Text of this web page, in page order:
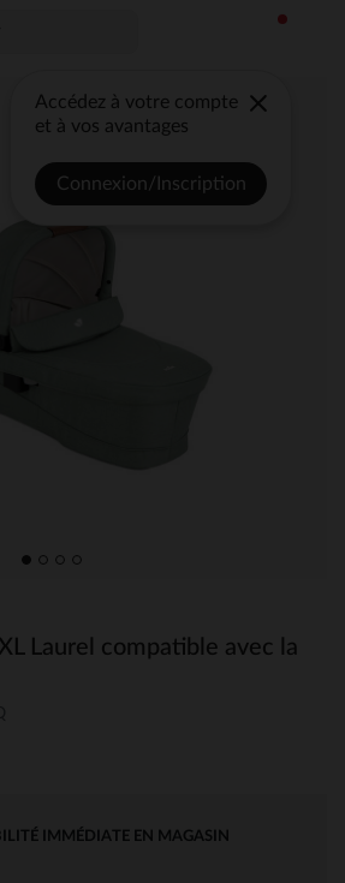
Accédez à votre compte
et à vos avantages
Connexion/Inscription
Laurel compatible avec la
IMMÉDIATE EN MAGASIN